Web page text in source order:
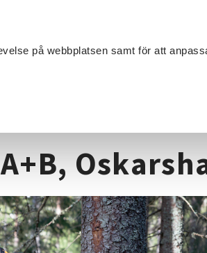
på webbplatsen samt för att